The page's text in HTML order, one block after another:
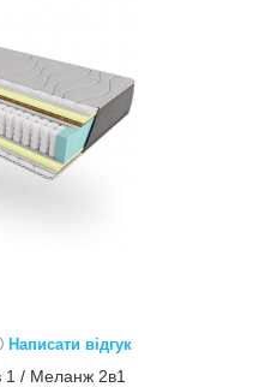
Написати відгук
1 / Меланж 2в1